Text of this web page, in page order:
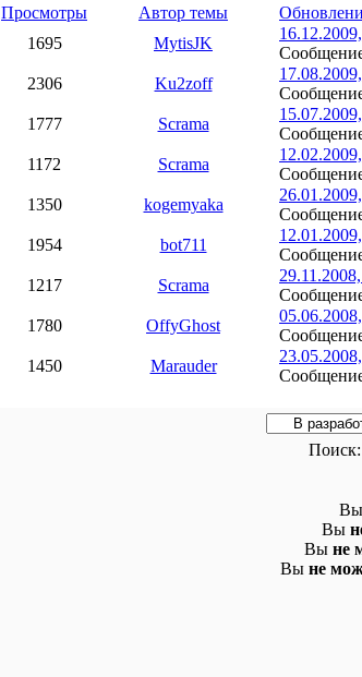
Просмотры Автор темы
1695 MytisJK
2306 Ku2zoff
1777 Scrama
1172 Scrama
1350 kogemyaka
1954 bot711
1217 Scrama
1780 OffyGhost
1450 Marauder
Поиск:
Вы
Вы
Вы не
Вы не